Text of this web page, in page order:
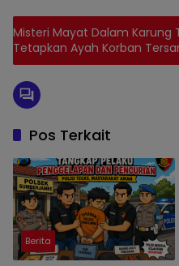
Misteri Mayat Dalam Karung
Tetapkan Ayah Korban
Pos Terkait
Berita